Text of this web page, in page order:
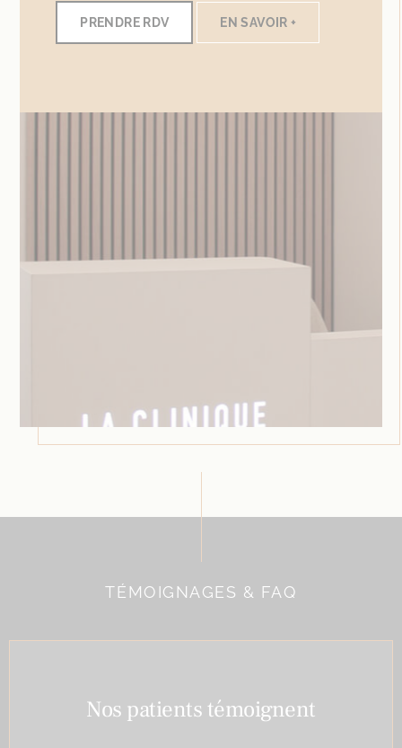
PRENDRE RDV EN SAVOIR +
TÉMOIGNAGES & FAQ
Nos patients témoignent